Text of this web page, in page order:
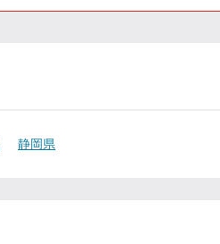
静岡県